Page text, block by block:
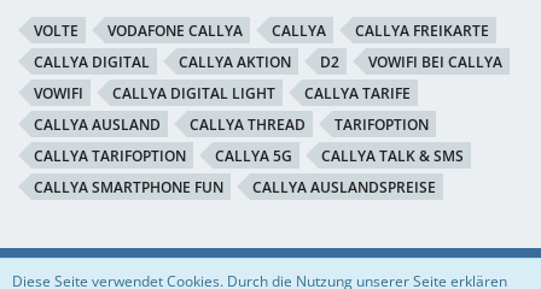
VOLTE VODAFONE CALLYA CALLYA
CALLYA FREIKARTE
CALLYA DIGITAL
CALLYA AKTION D2
VOWIFI BEI CALLYA
VOWIFI
CALLYA DIGITAL LIGHT
CALLYA TARIFE
CALLYA AUSLAND
CALLYA THREAD
TARIFOPTION
CALLYA TARIFOPTION
CALLYA 5G
CALLYA TALK & SMS
CALLYA SMARTPHONE FUN
CALLYA AUSLANDSPREISE
Regeln Datenschutzerklärung Impressum
Diese Seite verwendet Cookies. Durch die Nutzung unserer Seite erklären